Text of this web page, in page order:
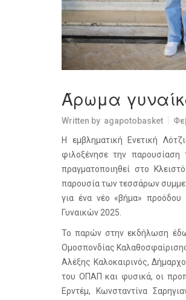
Άρωμα
Written by agapotobasket
Η εμβληματική Ενετική
φιλοξένησε την
πραγματοποιηθεί στο
παρουσία των τεσσάρων
για ένα νέο «βήμα»
Γυναικών 2025.
Το παρών στην εκδήλωση
Ομοσπονδίας
Αλέξης Καλοκαιρινός,
του ΟΠΑΠ και φυσικά, οι
Ερντέμ, Κωνσταντίνα